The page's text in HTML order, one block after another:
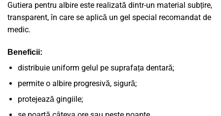
Gutiera pentru albire este realizată dintr-un material subțire,
transparent, în care se aplică un gel special recomandat de
medic.
Beneficii:
distribuie uniform gelul pe suprafața dentară;
permite o albire progresivă, sigură;
protejează gingiile;